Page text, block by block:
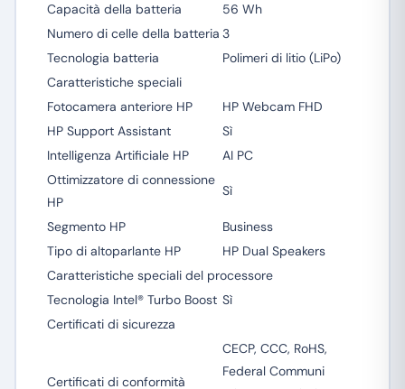
Capacità della batteria
56 Wh
Numero di celle della batteria 3
Tecnologia batteria
Polimeri di litio (LiPo)
Caratteristiche speciali
Fotocamera anteriore HP
HP Webcam FHD
HP Support Assistant
Sì
Intelligenza Artificiale HP
AI PC
Ottimizzatore di connessione
HP
Sì
Segmento HP
Business
Tipo di altoparlante HP
HP Dual Speakers
Caratteristiche speciali del processore
Tecnologia Intel® Turbo Boost Sì
Certificati di sicurezza
Certificati di conformità
CECP, CCC, RoHS,
Federal Communi